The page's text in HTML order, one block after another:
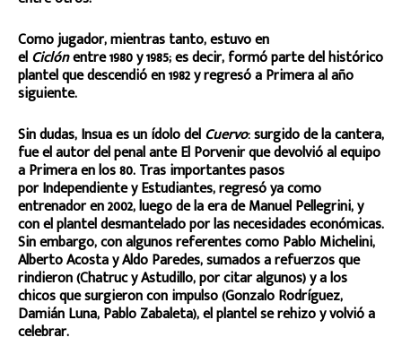
Como jugador, mientras tanto, estuvo en
elCiclónentre 1980 y 1985; es decir, formó parte del histórico
plantel que descendió en 1982 y regresó a Primera al año
siguiente.
Sin dudas, Insua es un ídolo delCuervo: surgido de la cantera,
fue el autor del penal ante El Porvenir que devolvió al equipo
a Primera en los 80. Tras importantes pasos
por Independiente y Estudiantes, regresó ya como
entrenador en 2002, luego de la era de Manuel Pellegrini, y
con el plantel desmantelado por las necesidades económicas.
Sin embargo, con algunos referentes como Pablo Michelini,
Alberto Acosta y Aldo Paredes, sumados a refuerzos que
rindieron (Chatruc y Astudillo, por citar algunos) y a los
chicos que surgieron con impulso (Gonzalo Rodríguez,
Damián Luna, Pablo Zabaleta), el plantel se rehizo y volvió a
celebrar.